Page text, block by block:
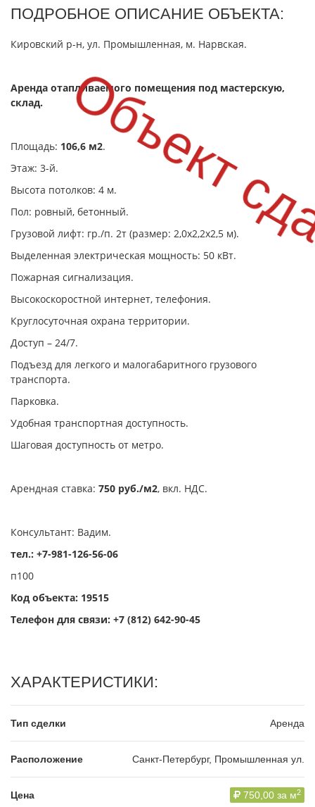
Объект
ПОДРОБНОЕ ОПИСАНИЕ ОБЪЕКТА:
Кировский р-н, ул. Промышленная, м. Нарвская.
Аренда отапливаемого помещения под мастерскую,
склад.
Площадь: 106,6 м2.
Этаж: 3-й.
Высота потолков: 4 м.
Пол: ровный, бетонный.
Грузовой лифт: гр./п. 2т (размер: 2,0х2,2х2,5 м).
Выделенная электрическая мощность: 50 кВт.
Пожарная сигнализация.
Высокоскоростной интернет, телефония.
Круглосуточная охрана территории.
Доступ – 24/7.
Подъезд для легкого и малогабаритного грузового
транспорта.
Парковка.
Удобная транспортная доступность.
Шаговая доступность от метро.
Арендная ставка: 750 руб./м2, вкл. НДС.
Консультант: Вадим.
тел.: +7-981-126-56-06
п100
Код объекта: 19515
Телефон для связи: +7 (812) 642-90-45
ХАРАКТЕРИСТИКИ:
Тип сделки Аренда
Расположение Санкт-Петербург, Промышленная ул.
Цена 750,00 за м2